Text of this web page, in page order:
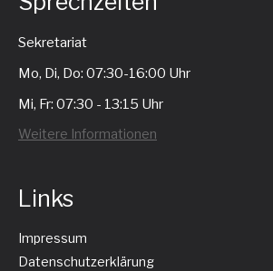
Sekretariat
Mo, Di, Do: 07:30-16:00 Uhr
Mi, Fr: 07:30 - 13:15 Uhr
Weitere Informationen
Links
Impressum
Datenschutzerklärung